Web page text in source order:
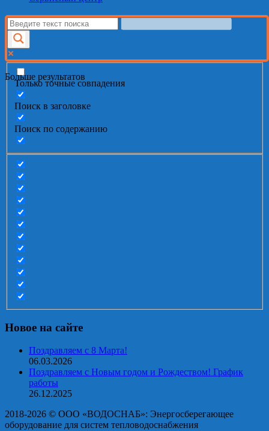
Больше результатов
Только точные совпадения
Поиск в заголовке
Поиск по содержанию
Новое на сайте
Поздравляем с 8 Марта!
06.03.2026
Поздравляем с Новым годом и Рождеством! График
работы
26.12.2025
2018-2026 © OOO «ВОДОСНАБ»: Энергосберегающее
оборудование для систем тепловодоснабжения